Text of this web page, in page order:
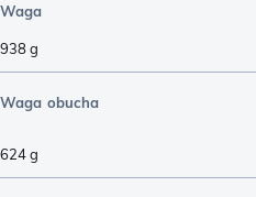
Waga
938g
Waga obucha
624g